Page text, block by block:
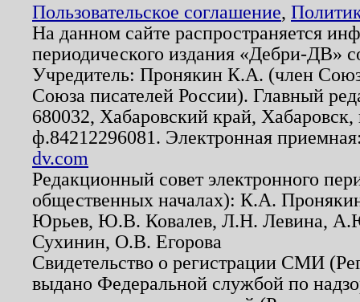
Пользовательское соглашение,
На данном сайте распространяется
периодического издания «Дебри-ДВ»
Учредитель: Пронякин К.А. (член
Союза писателей России). Главный
680032, Хабаровский край,
ф.84212296081. Электронная
dv.com
Редакционный совет электронного
общественных началах): К.А.
Юрьев, Ю.В. Ковалев, Л.Н. Левина,
Сухинин, О.В. Егорова
Свидетельство о регистрации СМИ
выдано Федеральной службой по